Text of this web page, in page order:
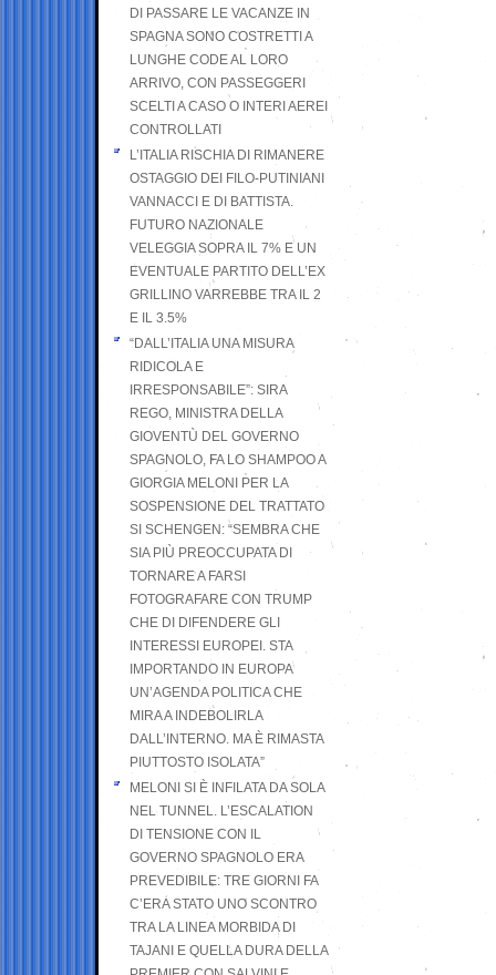
DI PASSARE LE VACANZE IN
SPAGNA SONO COSTRETTI A
LUNGHE CODE AL LORO
ARRIVO, CON PASSEGGERI
SCELTI A CASO O INTERI AEREI
CONTROLLATI
L’ITALIA RISCHIA DI RIMANERE
OSTAGGIO DEI FILO-PUTINIANI
VANNACCI E DI BATTISTA.
FUTURO NAZIONALE
VELEGGIA SOPRA IL 7% E UN
EVENTUALE PARTITO DELL’EX
GRILLINO VARREBBE TRA IL 2
E IL 3.5%
“DALL’ITALIA UNA MISURA
RIDICOLA E
IRRESPONSABILE”: SIRA
REGO, MINISTRA DELLA
GIOVENTÙ DEL GOVERNO
SPAGNOLO, FA LO SHAMPOO A
GIORGIA MELONI PER LA
SOSPENSIONE DEL TRATTATO
SI SCHENGEN: “SEMBRA CHE
SIA PIÙ PREOCCUPATA DI
TORNARE A FARSI
FOTOGRAFARE CON TRUMP
CHE DI DIFENDERE GLI
INTERESSI EUROPEI. STA
IMPORTANDO IN EUROPA
UN’AGENDA POLITICA CHE
MIRA A INDEBOLIRLA
DALL’INTERNO. MA È RIMASTA
PIUTTOSTO ISOLATA”
MELONI SI È INFILATA DA SOLA
NEL TUNNEL. L’ESCALATION
DI TENSIONE CON IL
GOVERNO SPAGNOLO ERA
PREVEDIBILE: TRE GIORNI FA
C’ERA STATO UNO SCONTRO
TRA LA LINEA MORBIDA DI
TAJANI E QUELLA DURA DELLA